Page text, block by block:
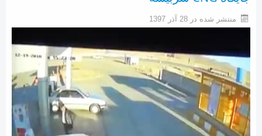
منتشر شده در 28 آذر 1397